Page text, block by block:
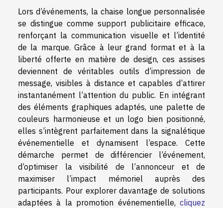
Lors d’événements, la chaise longue personnalisée
se distingue comme support publicitaire efficace,
renforçant la communication visuelle et l’identité
de la marque. Grâce à leur grand format et à la
liberté offerte en matière de design, ces assises
deviennent de véritables outils d’impression de
message, visibles à distance et capables d’attirer
instantanément l’attention du public. En intégrant
des éléments graphiques adaptés, une palette de
couleurs harmonieuse et un logo bien positionné,
elles s’intègrent parfaitement dans la signalétique
événementielle et dynamisent l’espace. Cette
démarche permet de différencier l’événement,
d’optimiser la visibilité de l’annonceur et de
maximiser l’impact mémoriel auprès des
participants. Pour explorer davantage de solutions
adaptées à la promotion événementielle, cliquez